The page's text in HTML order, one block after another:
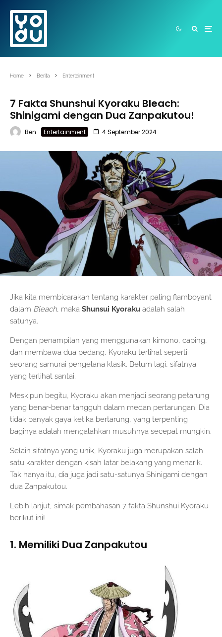
Home Berita Entertainment
7 Fakta Shunshui Kyoraku Bleach:
Shinigami dengan Dua Zanpakutou!
Ben Entertainment 4 September 2024
Jika kita membicarakan tentang karakter paling flamboyant
dalam Bleach, maka Shunsui Kyoraku adalah salah
satunya.
Dengan penampilan yang menggunakan kimono, caping,
dan membawa dua pedang, Kyoraku terlihat seperti
seorang samurai pengelana klasik. Belum lagi, sifatnya
yang terlihat santai.
Meskipun begitu, Kyoraku akan menjadi seorang petarung
yang benar-benar tangguh dalam medan pertarungan. Dia
tidak banyak gaya ketika bertarung, yang terpenting
baginya adalah mengalahkan musuhnya secepat mungkin.
Selain sifatnya yang unik, Kyoraku juga merupakan salah
satu karakter dengan kisah latar belakang yang menarik.
Tak hanya itu, dia juga jadi satu-satunya Shinigami dengan
dua Zanpakutou.
Lebih lanjut, simak pembahasan 7 fakta Shunshui Kyoraku
berikut ini!
1. Memiliki Dua Zanpakutou